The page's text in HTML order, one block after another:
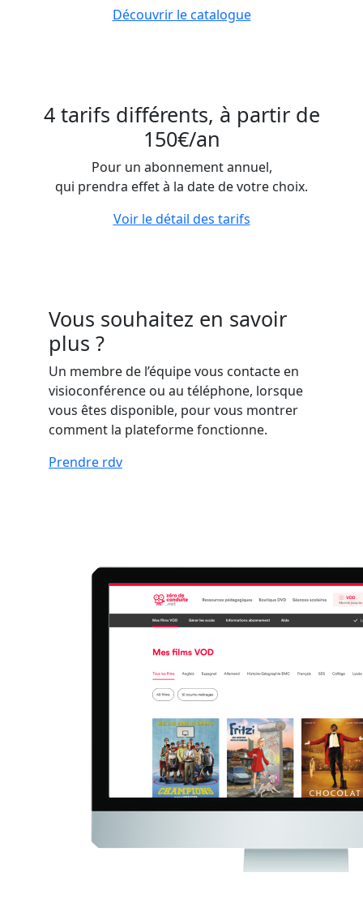
Découvrir le catalogue
4 tarifs différents, à partir de
150€/an
Pour un abonnement annuel,
qui prendra effet à la date de votre choix.
Voir le détail des tarifs
Vous souhaitez en savoir
plus ?
Un membre de l’équipe vous contacte en
visioconférence ou au téléphone, lorsque
vous êtes disponible, pour vous montrer
comment la plateforme fonctionne.
Prendre rdv